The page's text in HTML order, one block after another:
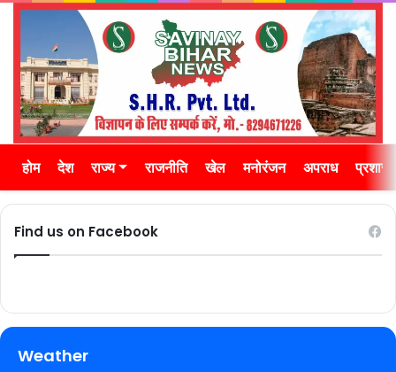
होम देश राज्य राजनीति खेल मनोरंजन अपराध
Find us on Facebook
Weather